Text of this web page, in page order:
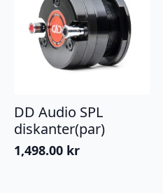
DD Audio SPL
diskanter(par)
1,498.00 kr